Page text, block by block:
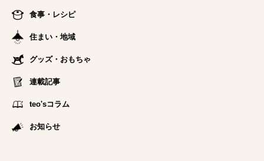
食事・レシピ
住まい・地域
グッズ・おもちゃ
連載記事
teo'sコラム
お知らせ